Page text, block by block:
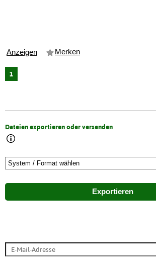
Anzeigen Merken
1
Dateien exportieren oder versenden
Exportieren